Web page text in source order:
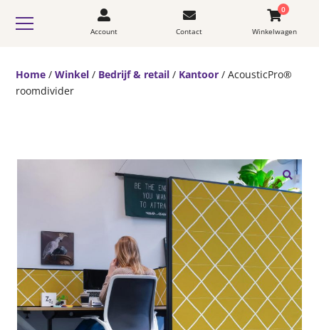
Account Contact
0
Winkelwagen
Home /Winkel / Bedrijf & retail / Kantoor / AcousticPro®
roomdivider
🔍